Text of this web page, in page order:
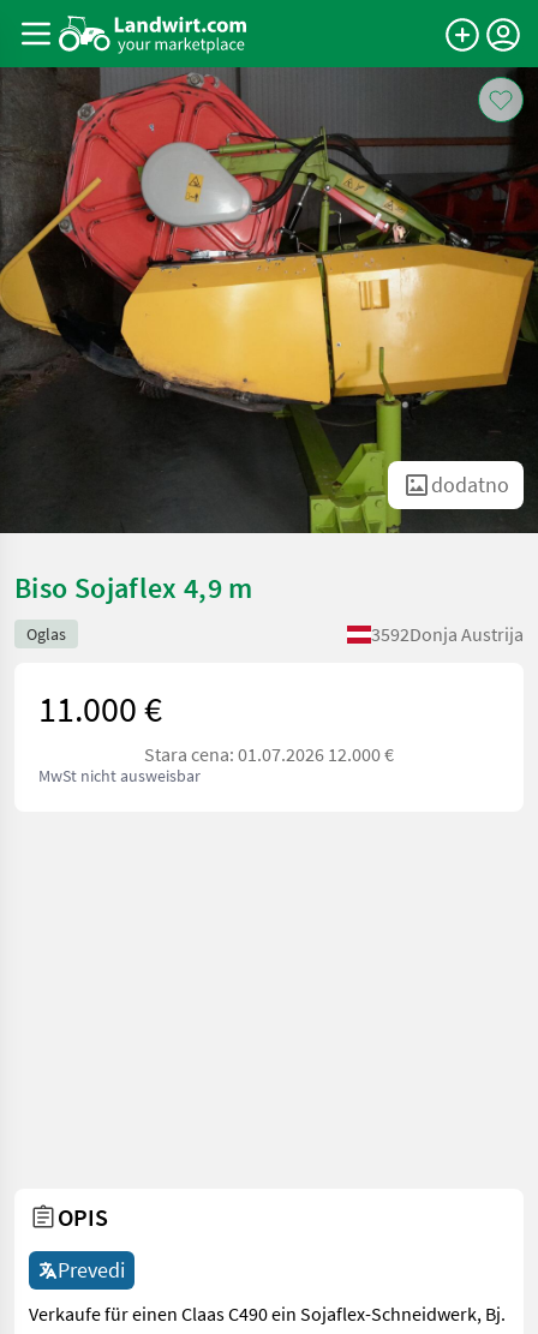
dodatno
Biso Sojaflex 4,9 m
Oglas 3592Donja Austrija
11.000 €
Stara cena: 01.07.2026 12.000 €
MwSt nicht ausweisbar
OPIS
Prevedi
Verkaufe für einen Claas C490 ein Sojaflex-Schneidwerk, Bj.